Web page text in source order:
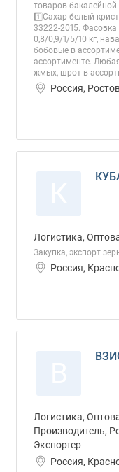
товаров
1️⃣Сахар белый
33222-2015. Фасовка
0,8/0,9/1/5/10 кг,
бобовые в
ассортименте.
жмых, шрот в
Россия,
Логистика,
Закупка, экспорт
Россия,
Логистика,
Производитель,
Экспортер
Россия,